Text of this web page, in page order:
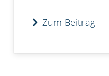
Zum Beitrag